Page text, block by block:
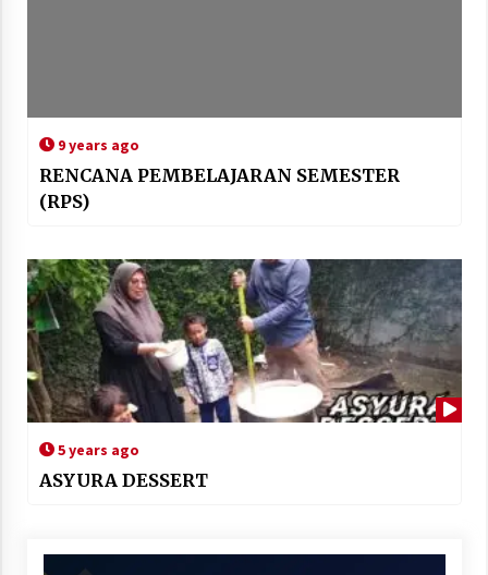
9 years ago
RENCANA PEMBELAJARAN SEMESTER
(RPS)
5 years ago
ASYURA DESSERT